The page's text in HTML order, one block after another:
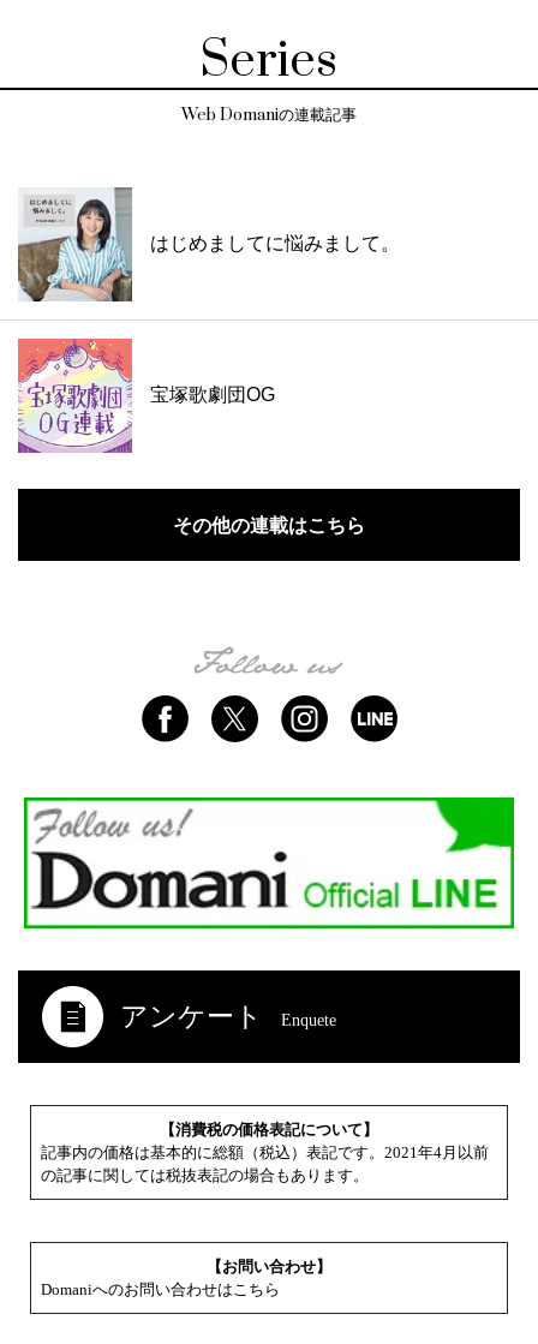
Series
Web Domaniの連載記事
はじめましてに悩みまして。
宝塚歌劇団OG
その他の連載はこちら
アンケート Enquete
【消費税の価格表記について】
記事内の価格は基本的に総額（税込）表記です。2021年4月以前
の記事に関しては税抜表記の場合もあります。
【お問い合わせ】
Domaniへのお問い合わせはこちら